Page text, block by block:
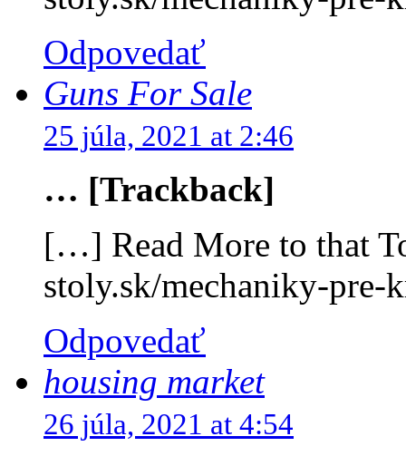
Odpovedať
Guns For Sale
25 júla, 2021 at 2:46
… [Trackback]
[…] Read More to that
stoly.sk/mechaniky-
Odpovedať
housing market
26 júla, 2021 at 4:54